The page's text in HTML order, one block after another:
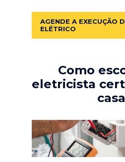
AGENDE A EXECUÇÃO
ELÉTRICO
Como
eletricista
casa